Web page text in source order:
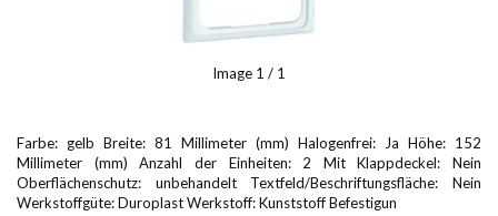
Image 1 / 1
Farbe: gelb Breite: 81 Millimeter (mm) Halogenfrei: Ja Höhe: 152
Millimeter (mm) Anzahl der Einheiten: 2 Mit Klappdeckel: Nein
Oberflächenschutz: unbehandelt Textfeld/Beschriftungsfläche: Nein
Werkstoffgüte: Duroplast Werkstoff: Kunststoff Befestigun